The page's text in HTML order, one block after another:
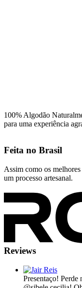
100% Algodão
para uma experiência
Feita no Brasil
Assim como os
um processo artesanal.
Reviews
Presentaço!